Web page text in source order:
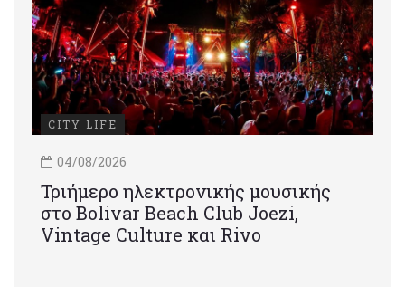
CITY LIFE
04/08/2026
Τριήμερο ηλεκτρονικής μουσικής
στο Bolivar Beach Club Joezi,
Vintage Culture και Rivo